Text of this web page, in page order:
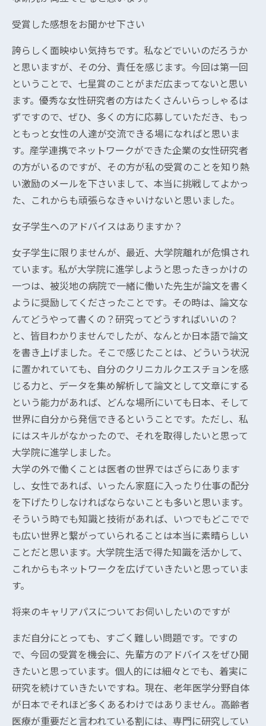
受賞した感想をお聞かせ下さい
誇らしく面映ゆい気持ちです。私などでいいのだろうか
と思いますが、その分、責任を感じます。今回は第一回
ということで、七星賞のことがまだ広まってないと思い
ます。優秀な女性研究者の方はたくさんいらっしゃるは
ずですので、ぜひ、多くの方に応募していただき、もっ
ともっと女性の人達が交流できる場になればと思いま
す。産学連携でネットワークができた企業の女性研究者
の方がいるのですが、その方が私の受賞のことを知り熱
い激励のメールを下さいまして、本当に挑戦してよかっ
た、これからも頑張らなきゃいけないと思いました。
女子学生へのアドバイスはありますか？
女子学生に限りませんが、最近、大学院離れが危惧され
ています。私が大学院に進学しようと思ったきっかけの
一つは、被災地の病院で一緒に働いた先生が論文を書く
ように奨励してくださったことです。その時は、論文な
んてどうやって書くの？研究ってどうすればいいの？
と、皆目わかりませんでしたが、なんとか日本語で論文
を書き上げました。そこで感じたことは、どういう状況
に置かれていても、自分のクリニカルクエスチョンを感
じる力と、データを集め解析して論文として文章にする
という能力があれば、どんな場所にいても日本、そして
世界に自分から発信できるということです。ただし、私
にはスキルがなかったので、それを取得したいと思って
大学院に進学しました。
大学の外で働くことは医者の世界ではざらにあります
し、女性であれば、いったん家庭に入ったり仕事の配分
を下げたりしなければならないことも多いと思います。
そういう時でも知識と技術があれば、いつでもどこでで
も広い世界と繋がっていられることは本当に素晴らしい
ことだと思います。大学院生活で得た知識を活かして、
これからもネットワークを広げていきたいと思っていま
す。
将来のキャリアパスについてお伺いしたいのですが
まだ自分にとっても、すごく難しい問題です。ですの
で、今回の受賞を機会に、先輩方のアドバイスをぜひ聞
きたいと思っています。個人的には細々とでも、着実に
研究を続けていきたいですね。現在、老年医学分野自体
が日本でそれほど多くあるわけではありません。高齢者
医療が重要だと言われている割には、専門に研究してい